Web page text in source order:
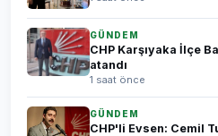
GÜNDEM
CHP Karşıyaka İlçe
atandı
1 saat önce
GÜNDEM
CHP'li Evsen: Cemil